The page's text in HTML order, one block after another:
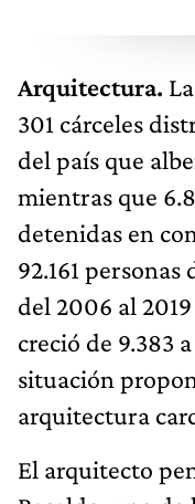
Arquitectura.
301 cárceles
del país que
mientras que
detenidas en
92.161 personas
del 2006 al
creció de 9.383
situación
arquitectura
El arquitecto